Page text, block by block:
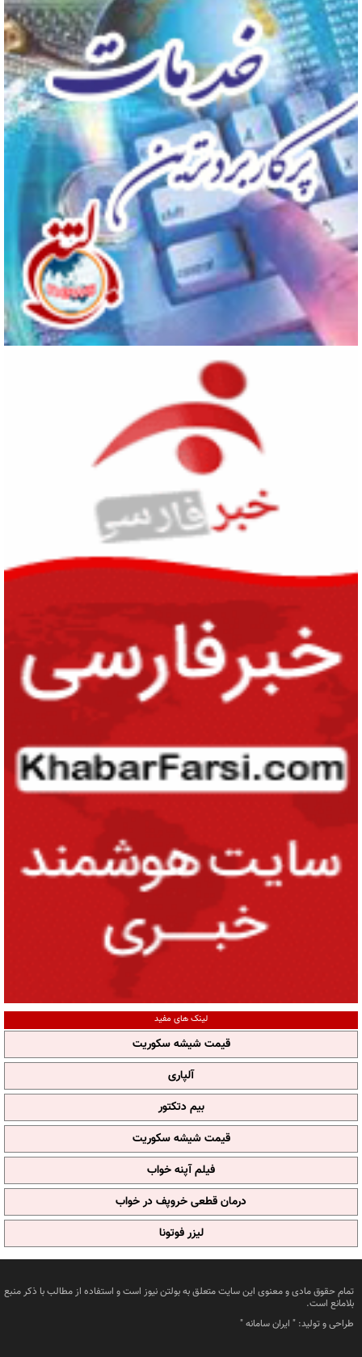
لینک های مفید
قیمت شیشه سکوریت
آلپاری
بیم دتکتور
قیمت شیشه سکوریت
فیلم آپنه خواب
درمان قطعی خروپف در خواب
لیزر فوتونا
تمام حقوق مادی و معنوی این سایت متعلق به بولتن نیوز است و استفاده از مطالب با ذکر منبع
بلامانع است.
طراحی و تولید: " ایران سامانه"